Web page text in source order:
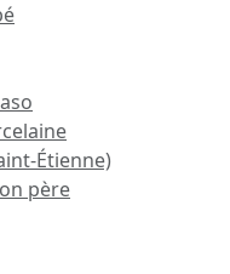
Étienne)
père